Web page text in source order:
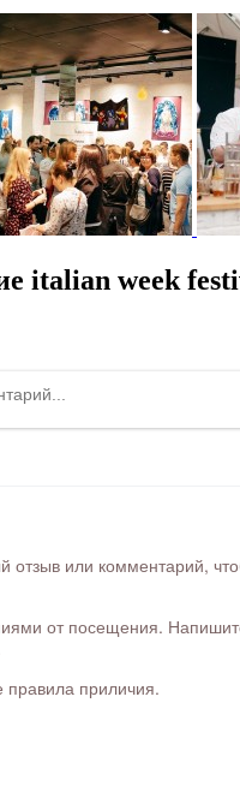
italian week
отзыв или комментарий,
от посещения.
правила приличия.